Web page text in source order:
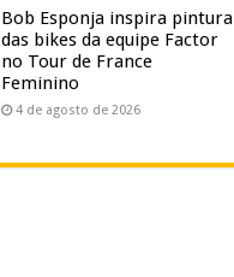
Bob Esponja inspira pintura
das bikes da equipe Factor
no Tour de France
Feminino
4 de agosto de 2026